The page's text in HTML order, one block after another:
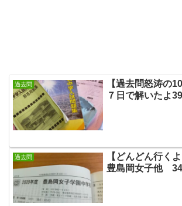
過去問
【過去問怒涛の10
７日で解いたよ
過去問
【どんどん行くよ
豊島岡女子他